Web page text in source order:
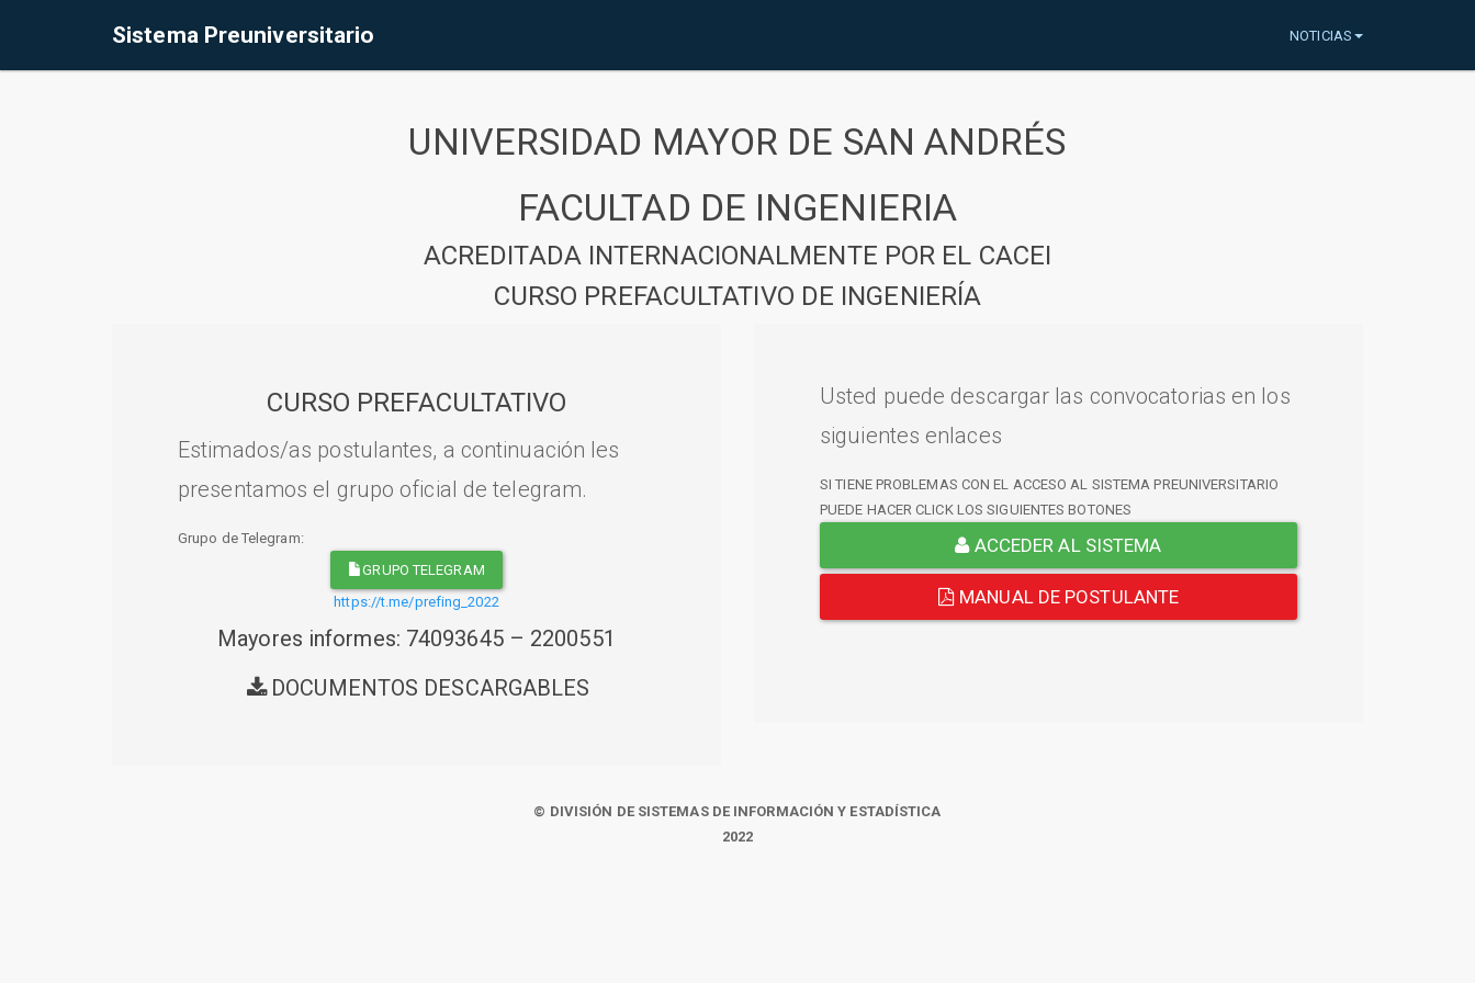
Sistema Preuniversitario NOTICIAS
UNIVERSIDAD MAYOR DE SAN ANDRÉS
FACULTAD DE INGENIERIA
ACREDITADA INTERNACIONALMENTE POR EL CACEI
CURSO PREFACULTATIVO DE INGENIERÍA
CURSO PREFACULTATIVO
Estimados/as postulantes, a continuación les
presentamos el grupo oficial de telegram.
Grupo de Telegram:
GRUPO TELEGRAM
https://t.me/prefing_2022
Mayores informes: 74093645 – 2200551
DOCUMENTOS DESCARGABLES
Usted puede descargar las convocatorias en los
siguientes enlaces
SI TIENE PROBLEMAS CON EL ACCESO AL SISTEMA PREUNIVERSITARIO
PUEDE HACER CLICK LOS SIGUIENTES BOTONES
ACCEDER AL SISTEMA
MANUAL DE POSTULANTE
© DIVISIÓN DE SISTEMAS DE INFORMACIÓN Y ESTADÍSTICA
2022